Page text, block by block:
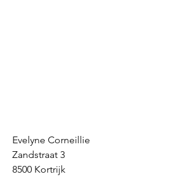
Evelyne Corneillie
Zandstraat 3
8500 Kortrijk